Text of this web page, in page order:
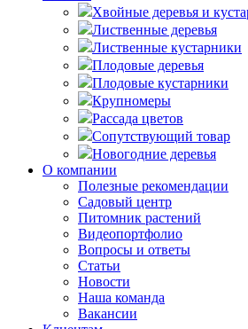
Хвойные деревья и
Лиственные деревья
Лиственные кустарники
Плодовые деревья
Плодовые кустарники
Крупномеры
Рассада цветов
Сопутствующий товар
Новогодние деревья
О компании
Полезные рекомендации
Садовый центр
Питомник растений
Видеопортфолио
Вопросы и ответы
Статьи
Новости
Наша команда
Вакансии